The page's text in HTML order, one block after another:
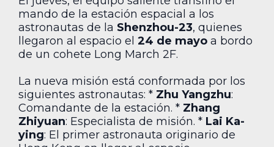
mando de la estación espacial a los
astronautas de la Shenzhou-23, quienes
llegaron al espacio el 24 de mayo a bordo
de un cohete Long March 2F.
La nueva misión está conformada por los
siguientes astronautas: * Zhu Yangzhu:
Comandante de la estación. * Zhang
Zhiyuan: Especialista de misión. * Lai Ka-
ying: El primer astronauta originario de